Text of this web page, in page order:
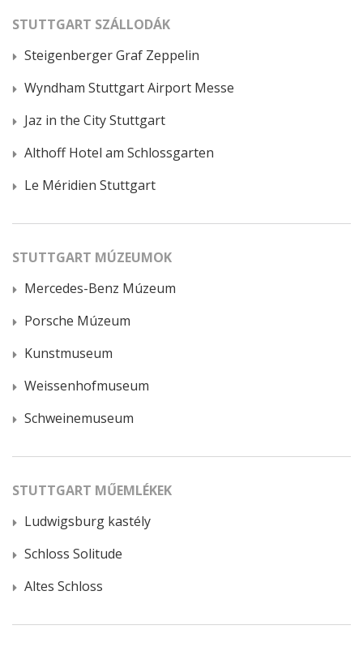
STUTTGART SZÁLLODÁK
Steigenberger Graf Zeppelin
Wyndham Stuttgart Airport Messe
Jaz in the City Stuttgart
Althoff Hotel am Schlossgarten
Le Méridien Stuttgart
STUTTGART MÚZEUMOK
Mercedes-Benz Múzeum
Porsche Múzeum
Kunstmuseum
Weissenhofmuseum
Schweinemuseum
STUTTGART MŰEMLÉKEK
Ludwigsburg kastély
Schloss Solitude
Altes Schloss